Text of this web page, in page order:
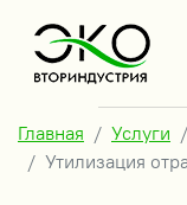
Главная Услуги
Утилизация